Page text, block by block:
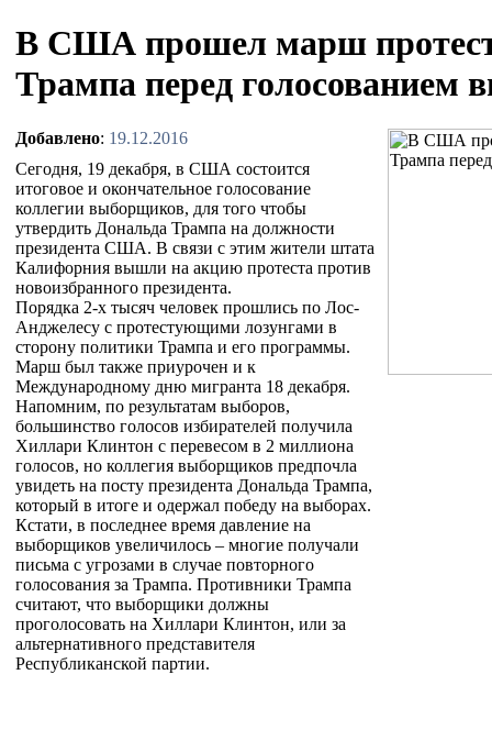
В США прошел марш
Трампа перед голосованием
Добавлено: 19.12.2016
Сегодня, 19 декабря, в США состоится
итоговое и окончательное голосование
коллегии выборщиков, для того чтобы
утвердить Дональда Трампа на должности
президента США. В связи с этим жители штата
Калифорния вышли на акцию протеста против
новоизбранного президента.
Порядка 2-х тысяч человек прошлись по Лос-
Анджелесу с протестующими лозунгами в
сторону политики Трампа и его программы.
Марш был также приурочен и к
Международному дню мигранта 18 декабря.
Напомним, по результатам выборов,
большинство голосов избирателей получила
Хиллари Клинтон с перевесом в 2 миллиона
голосов, но коллегия выборщиков предпочла
увидеть на посту президента Дональда Трампа,
который в итоге и одержал победу на выборах.
Кстати, в последнее время давление на
выборщиков увеличилось – многие получали
письма с угрозами в случае повторного
голосования за Трампа. Противники Трампа
считают, что выборщики должны
проголосовать на Хиллари Клинтон, или за
альтернативного представителя
Республиканской партии.